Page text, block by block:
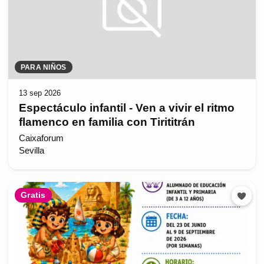
PARA NIÑOS
13 sep 2026
Espectáculo infantil - Ven a vivir el ritmo
flamenco en familia con Tirititrán
Caixaforum
Sevilla
Gratis